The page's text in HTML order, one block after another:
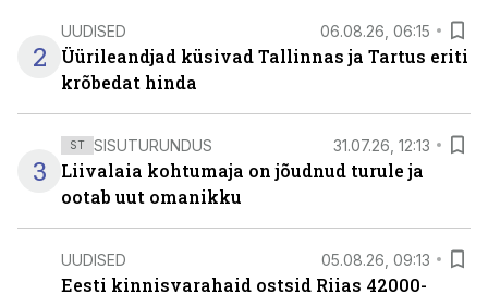
2
UUDISED 06.08.26, 06:15
Üürileandjad küsivad Tallinnas ja Tartus eriti
krõbedat hinda
3
ST SISUTURUNDUS 31.07.26, 12:13
Liivalaia kohtumaja on jõudnud turule ja
ootab uut omanikku
UUDISED 05.08.26, 09:13
Eesti kinnisvarahaid ostsid Riias 42000-